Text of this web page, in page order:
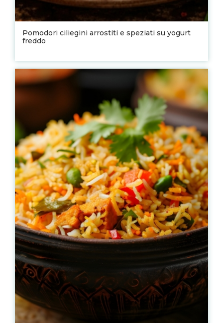
Pomodori ciliegini arrostiti e speziati su yogurt
freddo